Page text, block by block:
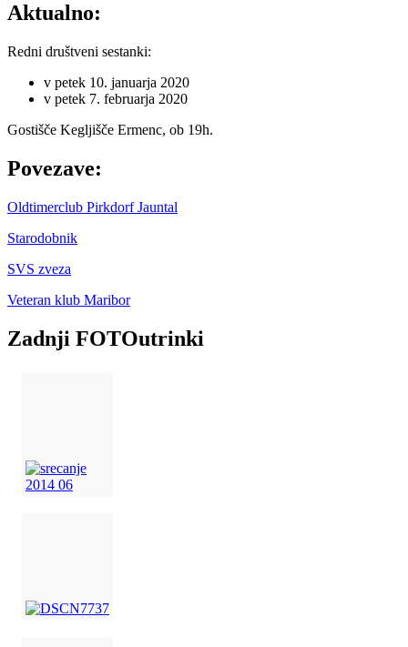
Aktualno:
Redni društveni sestanki:
v petek 10. januarja 2020
v petek 7. februarja 2020
Gostišče Kegljišče Ermenc, ob 19h.
Povezave:
Oldtimerclub Pirkdorf Jauntal
Starodobnik
SVS zveza
Veteran klub Maribor
Zadnji FOTOutrinki